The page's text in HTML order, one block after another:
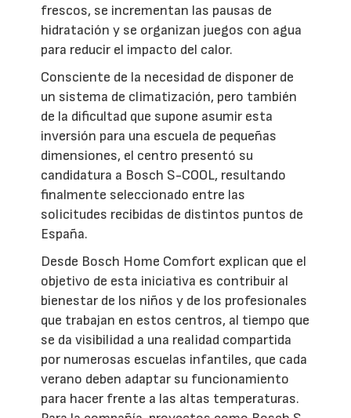
frescos, se incrementan las pausas de
hidratación y se organizan juegos con agua
para reducir el impacto del calor.
Consciente de la necesidad de disponer de
un sistema de climatización, pero también
de la dificultad que supone asumir esta
inversión para una escuela de pequeñas
dimensiones, el centro presentó su
candidatura a Bosch S-COOL, resultando
finalmente seleccionado entre las
solicitudes recibidas de distintos puntos de
España.
Desde Bosch Home Comfort explican que el
objetivo de esta iniciativa es contribuir al
bienestar de los niños y de los profesionales
que trabajan en estos centros, al tiempo que
se da visibilidad a una realidad compartida
por numerosas escuelas infantiles, que cada
verano deben adaptar su funcionamiento
para hacer frente a las altas temperaturas.